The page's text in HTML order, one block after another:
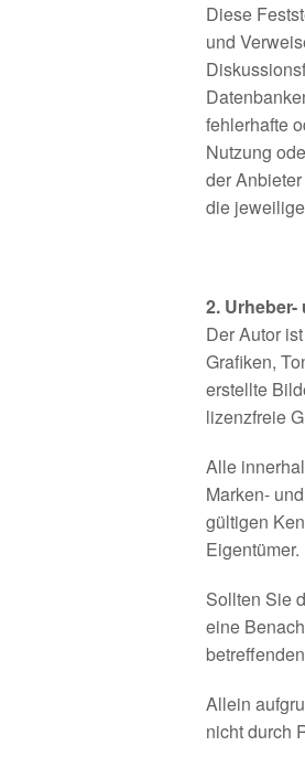
Diese
und
fehlerhafte
Nutzung
der
die
2.
Der Autor
Grafiken,
erstellte
lizenzfreie
Alle
Marken-
gültigen
Eigentümer.
Sollten Sie
eine
Allein
nicht durch